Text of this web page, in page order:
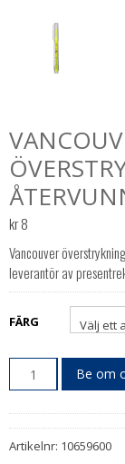
kr8
Vancouver
leverantör av
FÄRG
Be om
Artikelnr: 10659600